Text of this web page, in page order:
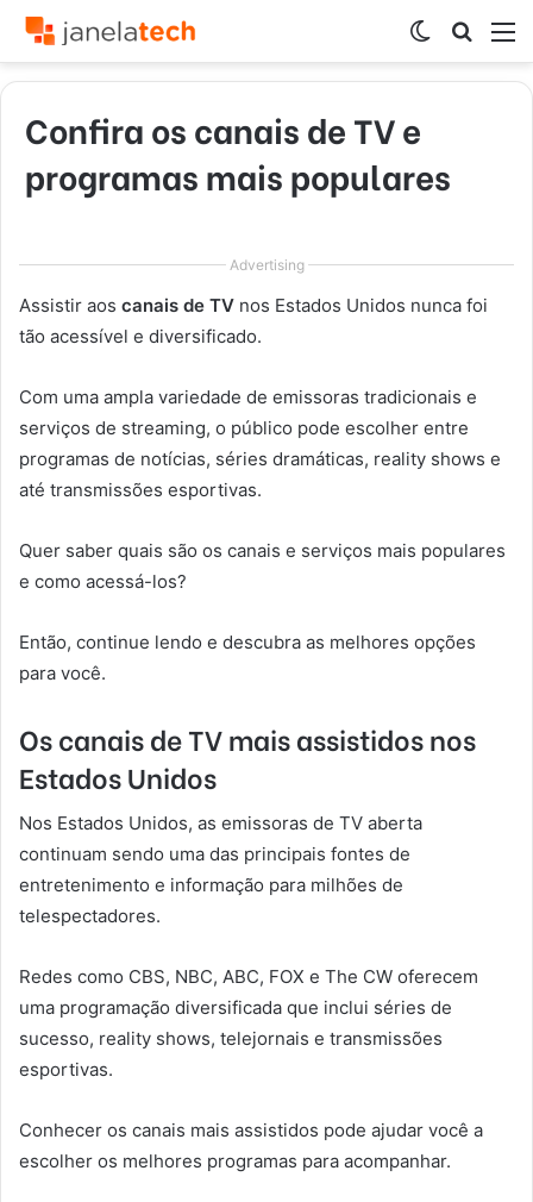
por
Switch
skin
Confira os canais de TV e
programas mais populares
Advertising
Assistir aos canais de TV nos Estados Unidos nunca foi
tão acessível e diversificado.
Com uma ampla variedade de emissoras tradicionais e
serviços de streaming, o público pode escolher entre
programas de notícias, séries dramáticas, reality shows e
até transmissões esportivas.
Quer saber quais são os canais e serviços mais populares
e como acessá-los?
Então, continue lendo e descubra as melhores opções
para você.
Os canais de TV mais assistidos nos
Estados Unidos
Nos Estados Unidos, as emissoras de TV aberta
continuam sendo uma das principais fontes de
entretenimento e informação para milhões de
telespectadores.
Redes como CBS, NBC, ABC, FOX e The CW oferecem
uma programação diversificada que inclui séries de
sucesso, reality shows, telejornais e transmissões
esportivas.
Conhecer os canais mais assistidos pode ajudar você a
escolher os melhores programas para acompanhar.